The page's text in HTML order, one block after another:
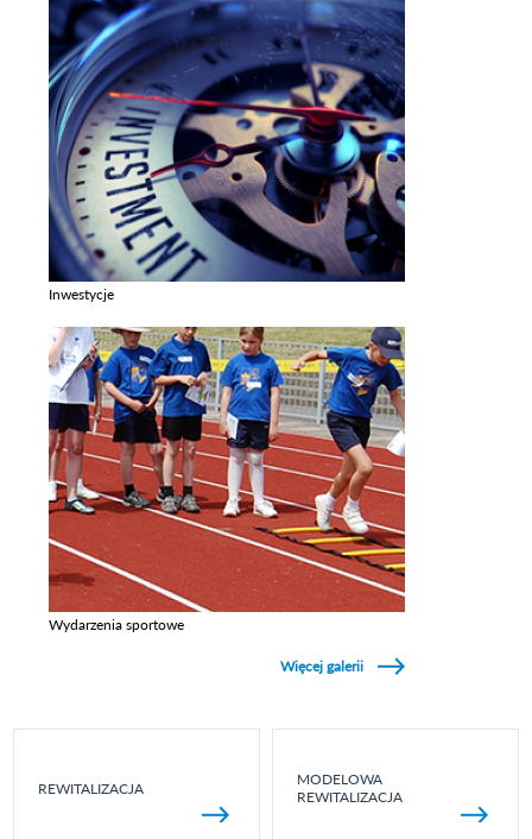
Inwestycje
Wydarzenia sportowe
Więcej galerii
REWITALIZACJA
MODELOWA
REWITALIZACJA